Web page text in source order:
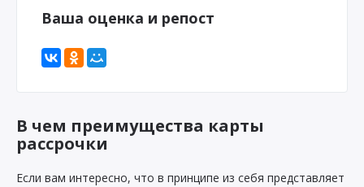
Ваша оценка и репост
В чем преимущества карты
рассрочки
Если вам интересно, что в принципе из себя представляет